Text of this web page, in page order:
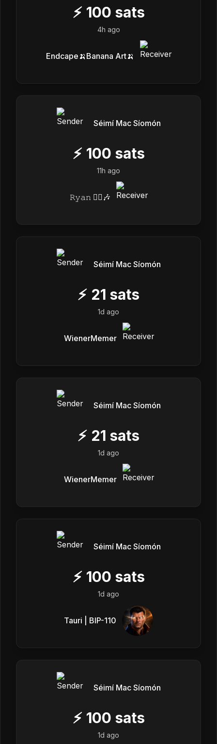
⚡ 100 sats
4h ago
Endcape🍌Banana Art🍌
Séimí Mac Síomón
⚡ 100 sats
11h ago
𝚁𝚢𝚊𝚗 🏴‍☠️🎶
Séimí Mac Síomón
⚡ 21 sats
1d ago
WienerMemer
Séimí Mac Síomón
⚡ 21 sats
1d ago
WienerMemer
Séimí Mac Síomón
⚡ 100 sats
1d ago
Tauri | BIP-110
Séimí Mac Síomón
⚡ 100 sats
1d ago